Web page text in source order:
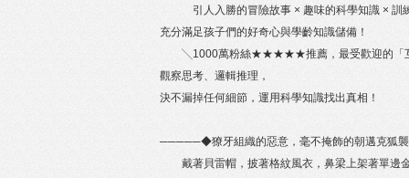
引人入勝的冒險故事 × 趣味的科學知識 × 訓
充分滿足孩子們的好奇心與學齡知識儲備！
╲1000萬粉絲★★★★★推薦，最受歡迎的「互
觀察思考、邏輯推理，
決不漏掉任何細節，運用科學知識找出真相！
─────◆獠牙組織的惡意，毫不掩飾的朝邁克
戴著貝雷帽，披著格紋風衣，鼻梁上架著單邊